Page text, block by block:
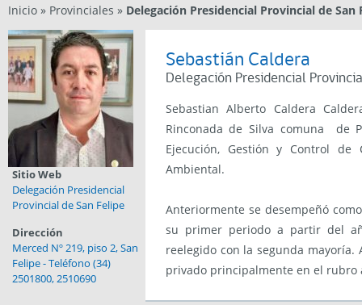
Inicio» Provinciales » Delegación Presidencial Provincial de San
Sitio Web
Delegación Presidencial
Provincial de San Felipe
Dirección
Merced Nº 219, piso 2, San
Felipe - Teléfono (34)
2501800, 2510690
Sebastián Caldera
Delegación Presidencial
Sebastian Alberto Caldera
Rinconada de Silva comuna de
Ejecución, Gestión y Control de
Ambiental.
Anteriormente se desempeñó
su primer periodo a partir del
reelegido con la segunda
privado principalmente en el rubro